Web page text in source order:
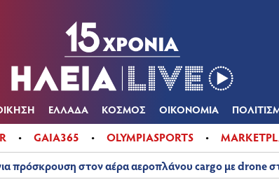
ΕΛΛΑΔΑ ΚΟΣΜΟΣ ΟΙΚΟΝΟΜΙΑ
GAIA365 OLYMPIASPORTS
πρόσκρουση στον αέρα αεροπλάνου cargo με drone